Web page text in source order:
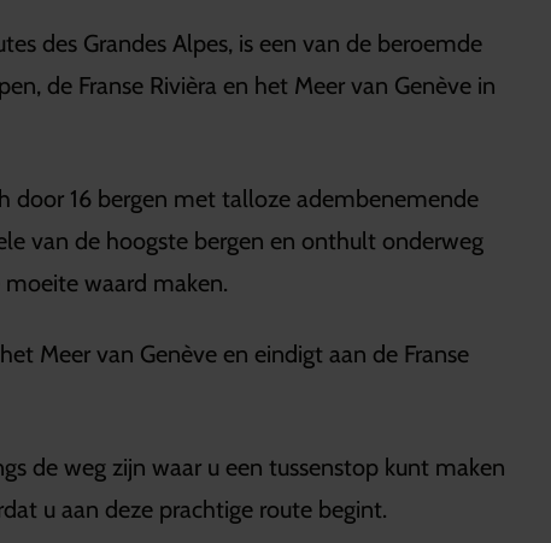
des Grandes Alpes, is een van de beroemde
de Franse Rivièra en het Meer van Genève in
door 16 bergen met talloze adembenemende
van de hoogste bergen en onthult onderweg
waard maken.
Meer van Genève en eindigt aan de Franse
de weg zijn waar u een tussenstop kunt maken
u aan deze prachtige route begint.